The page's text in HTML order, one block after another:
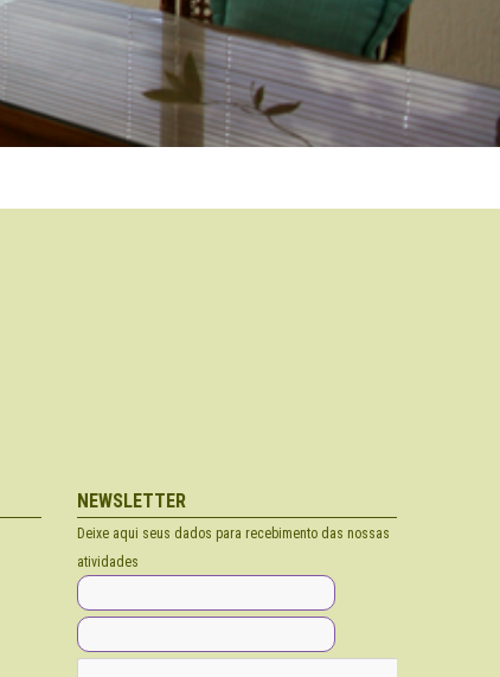
NEWSLETTER
Deixe aqui seus dados para recebimento das nossas
atividades